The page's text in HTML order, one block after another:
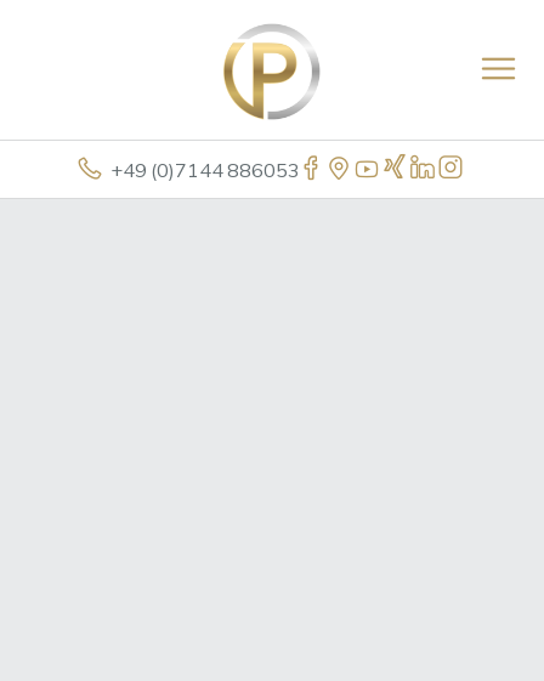
+49 (0)7144 886053